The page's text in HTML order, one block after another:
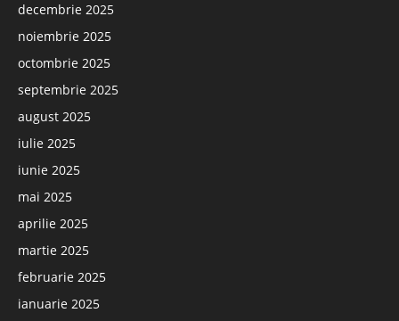
decembrie 2025
noiembrie 2025
octombrie 2025
septembrie 2025
august 2025
iulie 2025
iunie 2025
mai 2025
aprilie 2025
martie 2025
februarie 2025
ianuarie 2025